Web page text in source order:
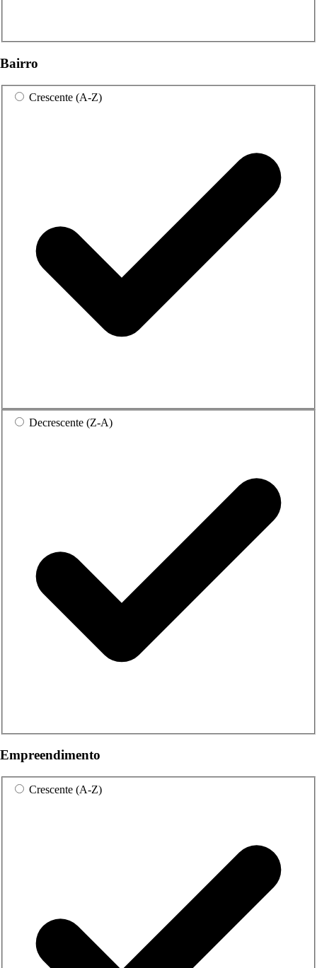
Bairro
Crescente (A-Z)
Decrescente (Z-A)
Empreendimento
Crescente (A-Z)